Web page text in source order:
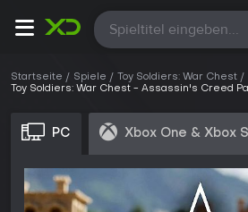
Alle
Startseite Spiele
Toy Soldiers: War Chest
Toy Soldiers: War Chest - Assassin's Creed
PC Xbox One & Xbox